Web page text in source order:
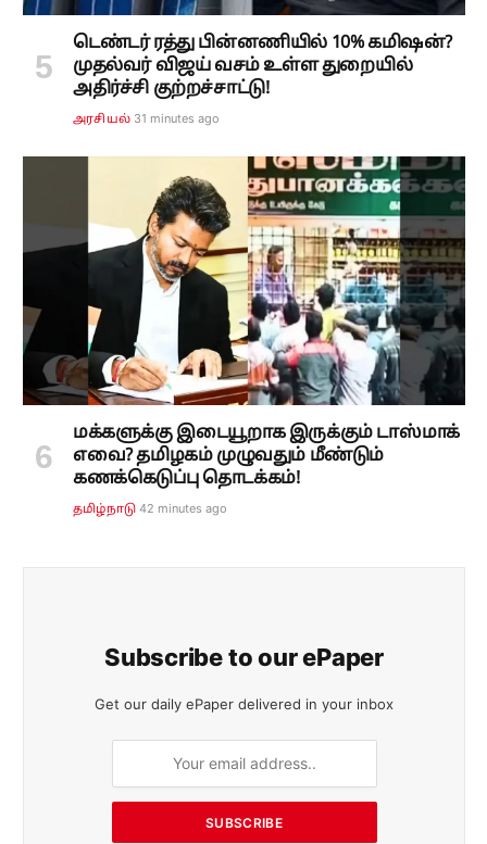
டெண்டர் ரத்து பின்னணியில் 10% கமிஷன்?
முதல்வர் விஜய் வசம் உள்ள துறையில்
அதிர்ச்சி குற்றச்சாட்டு!
அரசியல் 31 minutes ago
மக்களுக்கு இடையூறாக இருக்கும் டாஸ்மாக்
எவை? தமிழகம் முழுவதும் மீண்டும்
கணக்கெடுப்பு தொடக்கம்!
தமிழ்நாடு 42 minutes ago
Subscribe to our ePaper
Get our daily ePaper delivered in your inbox
SUBSCRIBE